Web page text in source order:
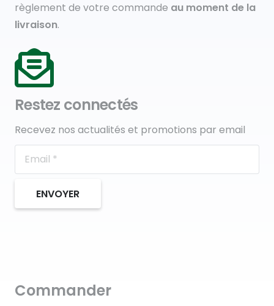
règlement de votre commande au moment de la
livraison.
Restez connectés
Recevez nos actualités et promotions par email
ENVOYER
Commander